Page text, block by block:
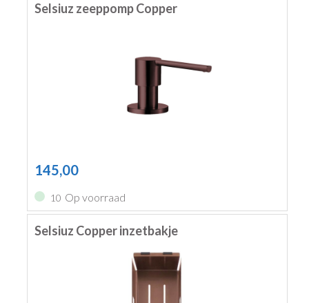
Selsiuz zeeppomp Copper
145,00
10 Op voorraad
Selsiuz Copper inzetbakje